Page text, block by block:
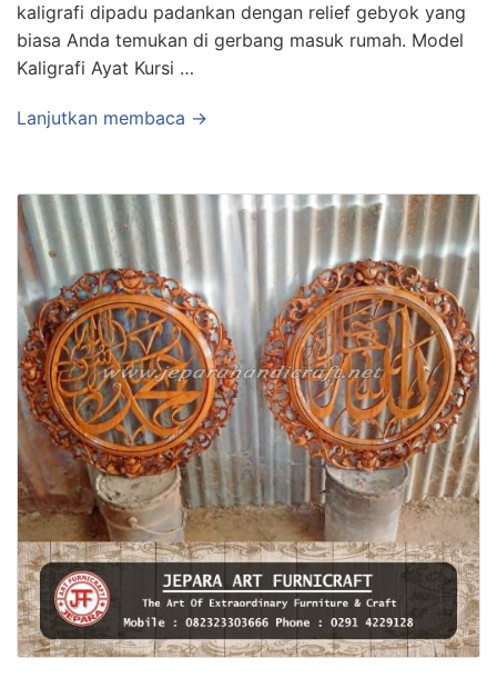
kaligrafi dipadu padankan dengan relief gebyok yang
biasa Anda temukan di gerbang masuk rumah. Model
Kaligrafi Ayat Kursi …
Lanjutkan membaca →